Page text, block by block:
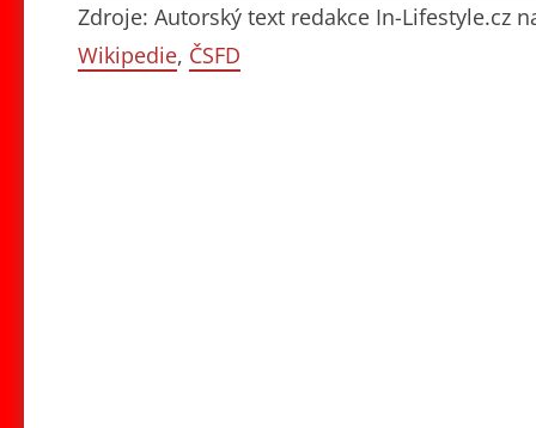
Zdroje: Autorský text redakce In-Lifestyle.cz
Wikipedie, ČSFD